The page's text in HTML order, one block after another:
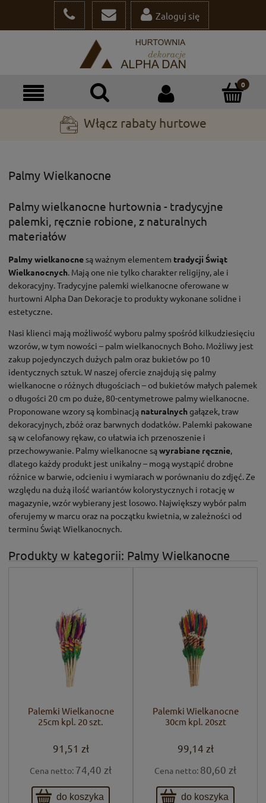
Zaloguj się
Włącz rabaty hurtowe
Palmy Wielkanocne
Palmy wielkanocne hurtownia - tradycyjne
palemki, ręcznie robione, z naturalnych
materiałów
Palmy wielkanocnesą ważnym elementem tradycji Świąt
Wielkanocnych. Mają one nie tylko charakter religijny, ale i
dekoracyjny. Tradycyjne palemki wielkanocne oferowane w
hurtowni Alpha Dan Dekoracje to produkty wykonane solidne i
estetyczne.
Nasi klienci mają możliwość wyboru palmy spośród kilkudziesięciu
wzorów, w tym nowości – palm wielkanocnych Boho. Możliwy jest
zakup pojedynczych dużych palm oraz bukietów po 10
identycznych sztuk. W naszej ofercie znajdują się palmy
wielkanocne o różnych długościach – od bukietów małych palemek
o długości 20 cm po duże, 80-centymetrowe palmy wielkanocne.
Proponowane wzory są kombinacją naturalnychgałązek, traw
dekoracyjnych, zbóż oraz barwnych dodatków. Palemki pakowane
są w celofanowy rękaw, co ułatwia ich przenoszenie i
przechowywanie. Palmy wielkanocne sąwyrabiane ręcznie,
dlatego każdy produkt jest unikalny – mogą wystąpić drobne
różnice w barwie, odcieniu i wymiarach w porównaniu do zdjęć. Ze
względu na dużą ilość wariantów kolorystycznych i rotację w
magazynie, wzór wybierany jest losowo. Największy wybór palm
oferujemy w marcu oraz na początku kwietnia, w zależności od
terminu Świąt Wielkanocnych.
Produkty w kategorii: Palmy Wielkanocne
Palemki Wielkanocne
25cm kpl. 20 szt.
91,51 zł
Cena netto: 74,40 zł
do koszyka
Palemki Wielkanocne
30cm kpl. 20szt
99,14 zł
Cena netto: 80,60 zł
do koszyka